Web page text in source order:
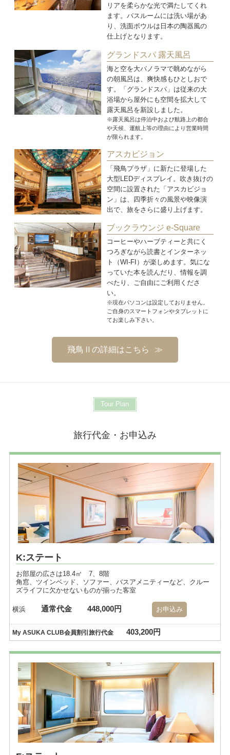
リアを柔らかな光で満たしてくれ
ます。バスルームには洗い場があ
り、洗面ボウルは日本の陶器風の
仕上げとなります。
グランドスパ 露天風呂
海と空を大パノラマで眺めながら
の朝風呂は、爽快感もひとしおで
す。「グランドスパ」は従来の大
浴場から屋外にも空間を拡大して
露天風呂を新設しました。
※露天風呂は停泊中および航路上の都合
や天候、運航上等の理由により営業時間
が限られます。
アスカビジョン
「飛鳥プラザ」に新たに登場した
大型LEDディスプレイ。吹き抜けの
空間に設置された「アスカビジョ
ン」は、四季折々の風景や映像演
出で、旅をさらに盛り上げます。
ブックラウンジ e-Square
コーヒーやハーブティーと共にく
つろぎながら読書とインターネッ
ト（WI-FI）が楽しめます。気にな
っていた本を読んだり、情報を調
べたり、ご自由にご利用くださ
い。
※現在パソコンは設定しておりません。
ご自身のスマートフォンやタブレットに
てお楽しみ下さい。
飛鳥Ⅱの詳細はこちら
Tour Plan
旅行代金・お申込み
K:ステート
お部屋の広さは18.4㎡ 7、8階
角窓、ツインベッド、ソファー、バスアメニティーなど、クルー
ズライフに欠かせないものが揃った客室
横浜 通常代金 448,000円 お申込み
My ASUKA CLUB会員割引旅行代金 403,200円